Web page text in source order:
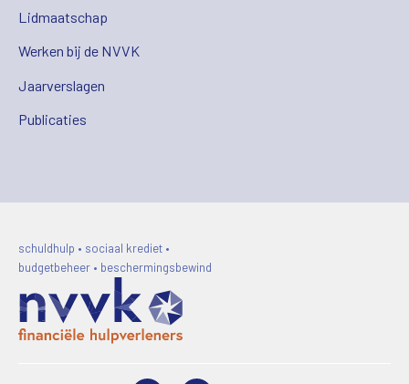
Lidmaatschap
Werken bij de NVVK
Jaarverslagen
Publicaties
schuldhulp • sociaal krediet •
budgetbeheer • beschermingsbewind